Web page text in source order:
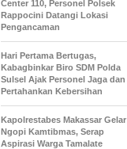
Center 110, Personel Polsek
Rappocini Datangi Lokasi
Pengancaman
Hari Pertama Bertugas,
Kabagbinkar Biro SDM Polda
Sulsel Ajak Personel Jaga dan
Pertahankan Kebersihan
Kapolrestabes Makassar Gelar
Ngopi Kamtibmas, Serap
Aspirasi Warga Tamalate